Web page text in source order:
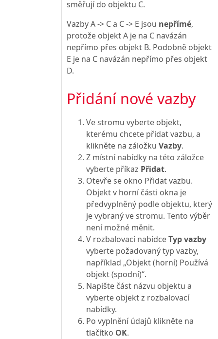
směřují do objektu C.
Vazby A -> C a C -> E jsou nepřímé,
protože objekt A je na C navázán
nepřímo přes objekt B. Podobně objekt
E je na C navázán nepřímo přes objekt
D.
Přidání nové vazby
Ve stromu vyberte objekt,
kterému chcete přidat vazbu, a
klikněte na záložku Vazby.
Z místní nabídky na této záložce
vyberte příkaz Přidat.
Otevře se okno Přidat vazbu.
Objekt v horní části okna je
předvyplněný podle objektu, který
je vybraný ve stromu. Tento výběr
není možné měnit.
V rozbalovací nabídceTyp vazby
vyberte požadovaný typ vazby,
například „Objekt (horní) Používá
objekt (spodní)“.
Napište část názvu objektu a
vyberte objekt z rozbalovací
nabídky.
Po vyplnění údajů klikněte na
tlačítko OK.